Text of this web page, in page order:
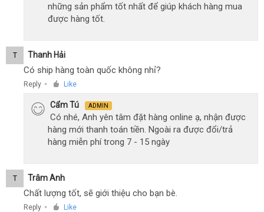
những sản phẩm tốt nhất để giúp khách hàng mua
được hàng tốt.
T Thanh Hải
Có ship hàng toàn quốc không nhỉ?
Reply ● Like
Cẩm Tú ADMIN
Có nhé, Anh yên tâm đặt hàng online ạ, nhận được
hàng mới thanh toán tiền. Ngoài ra được đổi/trả
hàng miễn phí trong 7 - 15 ngày
T Trâm Anh
Chất lượng tốt, sẽ giới thiệu cho bạn bè.
Reply ● Like